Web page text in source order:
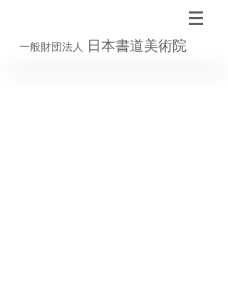
一般財団法人 日本書道美術院